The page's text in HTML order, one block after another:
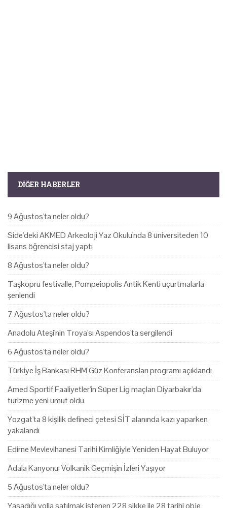
DIĞER HABERLER
9 Ağustos'ta neler oldu?
Side'deki AKMED Arkeoloji Yaz Okulu'nda 8 üniversiteden 10
lisans öğrencisi staj yaptı
8 Ağustos'ta neler oldu?
Taşköprü festivalle, Pompeiopolis Antik Kenti uçurtmalarla
şenlendi
7 Ağustos'ta neler oldu?
Anadolu Ateşi'nin Troya'sı Aspendos'ta sergilendi
6 Ağustos'ta neler oldu?
Türkiye İş Bankası RHM Güz Konferansları programı açıklandı
Amed Sportif Faaliyetler'in Süper Lig maçları Diyarbakır'da
turizme yeni umut oldu
Yozgat'ta 8 kişilik defineci çetesi SİT alanında kazı yaparken
yakalandı
Edirne Mevlevihanesi Tarihi Kimliğiyle Yeniden Hayat Buluyor
Adala Kanyonu: Volkanik Geçmişin İzleri Yaşıyor
5 Ağustos'ta neler oldu?